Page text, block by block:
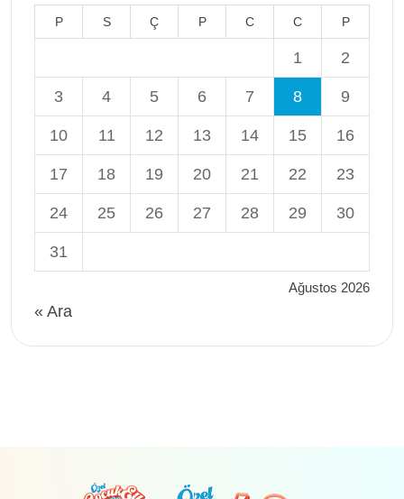
Ağustos 2026
P S Ç P C C P
1 2
3 4 5 6 7 8 9
10 11 12 13 14 15 16
17 18 19 20 21 22 23
24 25 26 27 28 29 30
31
« Ara